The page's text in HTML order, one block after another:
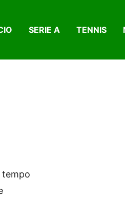
SERIE A TENNIS
tempo